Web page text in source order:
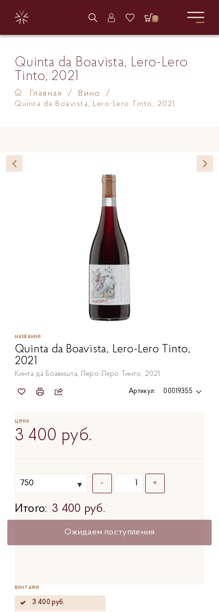
Популярные запросы
de рислинг вин domaine
или зарегистрируйтесь
ВХОД
РЕГИСТРАЦИЯ
0
Quinta da Boavista, Lero-Lero
Tinto, 2021
Главная Вино
Quinta da Boavista, Lero-Lero Tinto, 2021
название
Quinta da Boavista, Lero-Lero Tinto,
2021
Кинта да Боавишта, Леро-Леро Тинто, 2021
Артикул: 00019355
- +
Итого: 3 400 руб.
Ожидаем поступления
цена
3 400 руб.
винтажи
3 400 руб.